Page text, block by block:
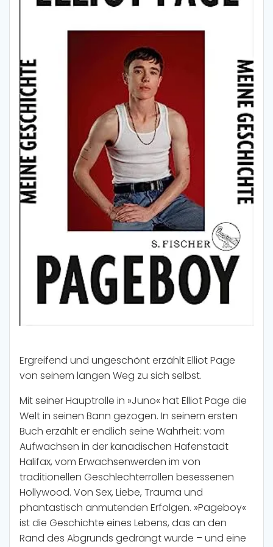
Ergreifend und ungeschönt erzählt Elliot Page
von seinem langen Weg zu sich selbst.
Mit seiner Hauptrolle in »Juno« hat Elliot Page die
Welt in seinen Bann gezogen. In seinem ersten
Buch erzählt er endlich seine Wahrheit: vom
Aufwachsen in der kanadischen Hafenstadt
Halifax, vom Erwachsenwerden im von
traditionellen Geschlechterrollen besessenen
Hollywood. Von Sex, Liebe, Trauma und
phantastisch anmutenden Erfolgen. »Pageboy«
ist die Geschichte eines Lebens, das an den
Rand des Abgrunds gedrängt wurde – und eine